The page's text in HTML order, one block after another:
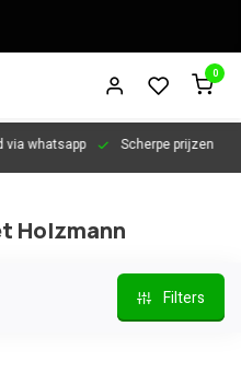
0
Scherpe prijzen
Holzmann
Filters